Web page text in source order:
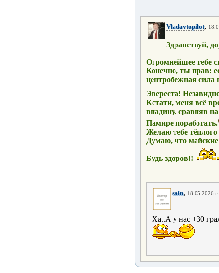
Vladavtopilot,
Здравствуй,
Огромнейшее тебе
Конечно, ты прав:
центробежная сила
Эвереста!
Кстати, меня всё
впадину, сравняв
Памире поработать.
Желаю тебе
Думаю, что
Будь здоров!!
sain, 18.05.2026
Ха..А у нас +30